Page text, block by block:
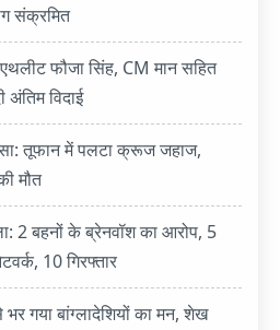
संक्रमित
फौजा सिंह, CM मान सहित
अंतिम विदाई
तूफान में पलटा क्रूज जहाज,
मौत
2 बहनों के ब्रेनवॉश का आरोप, 5
10 गिरफ्तार
गया बांग्लादेशियों का मन, शेख